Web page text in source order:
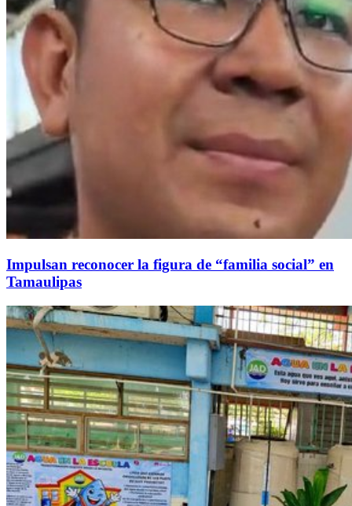
Impulsan reconocer la figura de “familia social” en
Tamaulipas